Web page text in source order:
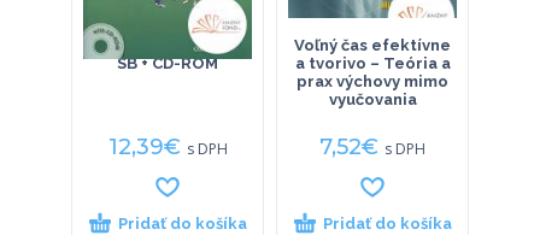
Grammar friends 3
SB + CD-ROM
12,39€ s DPH
Pridať do košíka
Voľný čas efektívne
a tvorivo – Teória a
prax výchovy mimo
vyučovania
7,52€ s DPH
Pridať do košíka